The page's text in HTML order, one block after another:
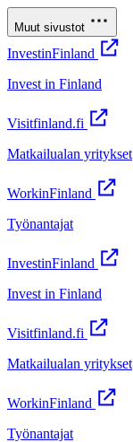
Muut sivustot
InvestinFinland
Invest in Finland
Visitfinland.fi
Matkailualan yritykset
WorkinFinland
Työnantajat
InvestinFinland
Invest in Finland
Visitfinland.fi
Matkailualan yritykset
WorkinFinland
Työnantajat